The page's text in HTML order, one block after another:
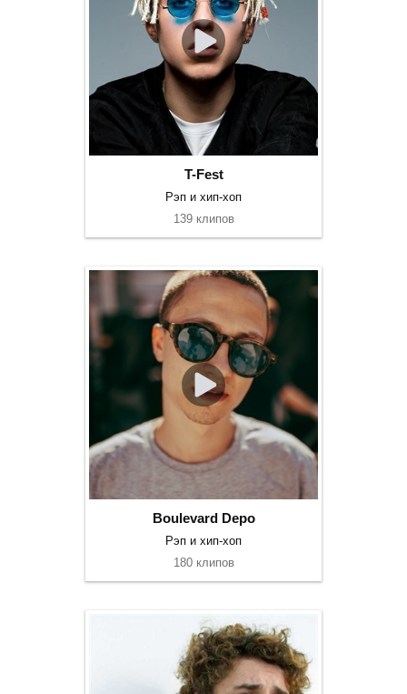
T-Fest
Рэп и хип-хоп
139 клипов
Boulevard Depo
Рэп и хип-хоп
180 клипов